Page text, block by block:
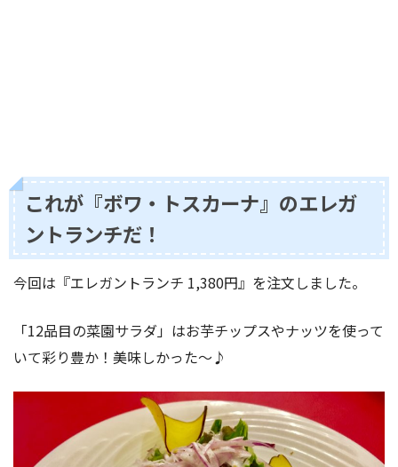
これが『ボワ・トスカーナ』のエレガ
ントランチだ！
今回は『エレガントランチ 1,380円』を注文しました。
「12品目の菜園サラダ」はお芋チップスやナッツを使って
いて彩り豊か！美味しかった〜♪